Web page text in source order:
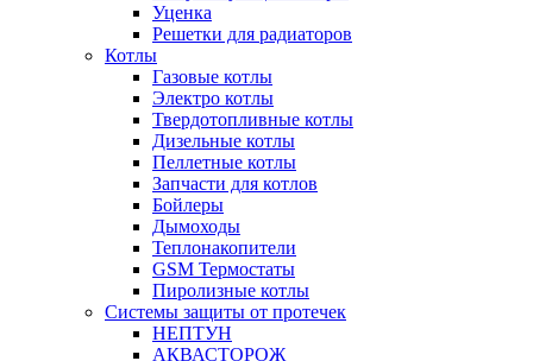
Уценка
Решетки для радиаторов
Котлы
Газовые котлы
Электро котлы
Твердотопливные котлы
Дизельные котлы
Пеллетные котлы
Запчасти для котлов
Бойлеры
Дымоходы
Теплонакопители
GSM Термостаты
Пиролизные котлы
Системы защиты от протечек
НЕПТУН
АКВАСТОРОЖ